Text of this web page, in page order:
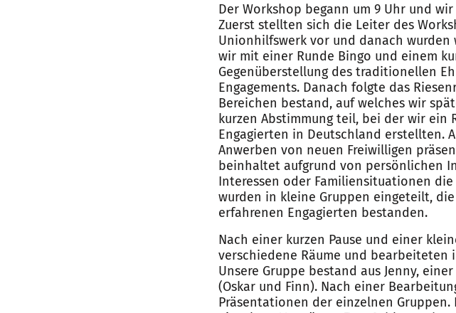
Der Workshop begann um 9 Uhr und
Zuerst stellten sich die Leiter des
Unionhilfswerk vor und danach
wir mit einer Runde Bingo und einem
Gegenüberstellung des traditionellen
Engagements. Danach folgte das
Bereichen bestand, auf welches wir
kurzen Abstimmung teil, bei der wir ein
Engagierten in Deutschland erstellten.
Anwerben von neuen Freiwilligen
beinhaltet aufgrund von persönlichen
Interessen oder Familiensituationen
wurden in kleine Gruppen eingeteilt,
erfahrenen Engagierten bestanden.
Nach einer kurzen Pause und einer
verschiedene Räume und bearbeiteten
Unsere Gruppe bestand aus Jenny,
(Oskar und Finn). Nach einer
Präsentationen der einzelnen Gruppen.